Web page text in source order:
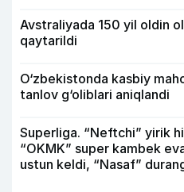
Avstraliyada 150 yil oldin
qaytarildi
O‘zbekistonda kasbiy
tanlov g‘oliblari aniqlandi
Superliga. “Neftchi” yirik
“OKMK” super kambek
ustun keldi, “Nasaf”